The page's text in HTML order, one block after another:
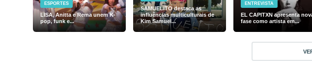
ESPORTES
LISA, Anitta e Rema unem K-
pop, funk e...
SAMUELiTO destaca as
influências multiculturais de
Kim Samuel...
ENTREVISTA
EL CAPITXN apresenta
fase como artista em...